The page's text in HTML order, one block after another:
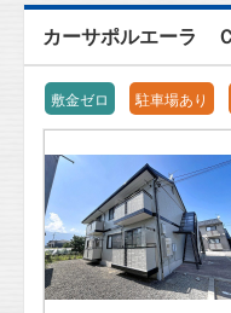
カーサポルエーラ
敷金ゼロ 駐車場あり